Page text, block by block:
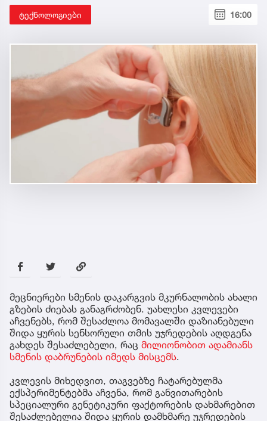
ტექნოლოგიები 16:00
მეცნიერები სმენის დაკარგვის მკურნალობის ახალი
გზების ძიებას განაგრძობენ. უახლესი კვლევები
აჩვენებს, რომ შესაძლოა მომავალში დაზიანებული
შიდა ყურის სენსორული თმის უჯრედების აღდგენა
გახდეს შესაძლებელი, რაც მილიონობით ადამიანს
სმენის დაბრუნების იმედს მისცემს.
კვლევის მიხედვით, თაგვებზე ჩატარებულმა
ექსპერიმენტებმა აჩვენა, რომ განვითარების
სპეციალური გენეტიკური ფაქტორების დახმარებით
შესაძლებელია შიდა ყურის დამხმარე უჯრედების